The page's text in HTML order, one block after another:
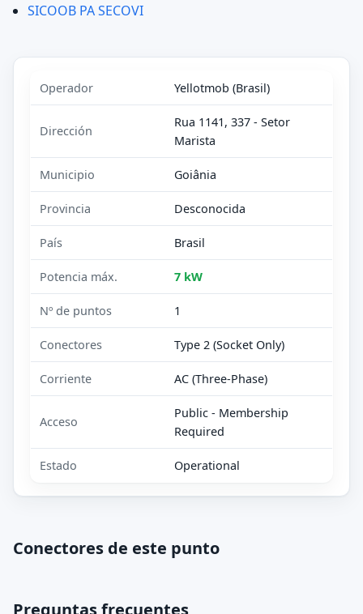
SICOOB PA SECOVI
Operador Yellotmob (Brasil)
Dirección
Rua 1141, 337 - Setor
Marista
Municipio Goiânia
Provincia Desconocida
País Brasil
Potencia máx. 7 kW
Nº de puntos 1
Conectores Type 2 (Socket Only)
Corriente AC (Three-Phase)
Acceso
Public - Membership
Required
Estado Operational
Conectores de este punto
Preguntas frecuentes